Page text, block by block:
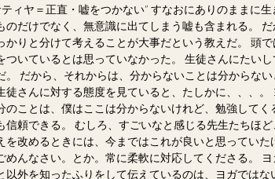
ティヤ＝正直・嘘をつかない” すなおにありのままに
のだけでなく、無意識に出てしまう嘘も含まれる。
かりと分けて考えることが大事だという教えだ。 頭
ついているとは思っていなかった。 生徒さんにたい
。 だから、それからは、分からないことは分からな
徒さんに対する態度を見ていると、たしかに、、、
のことは、僕はここは分からないけれど、勉強して
信頼できる。 むしろ、すごいなと感じる先生たちほ
を改めるときには、今まではこれが良いと思ってい
めんなさい。とか。常に柔軟に対応してくださる。
以外を知ったふりをして伝えているのは、ヨガでは